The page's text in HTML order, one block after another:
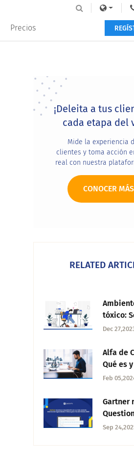
Precios
Primary
Sidebar
¡Deleita a tus
cada etapa del
Mide la experiencia
clientes y toma acción
real con nuestra
CONOCER MÁS
RELATED
tóxico:
cómo
Dec
Alfa de
Qué es
Feb
Gartner
más
Sep